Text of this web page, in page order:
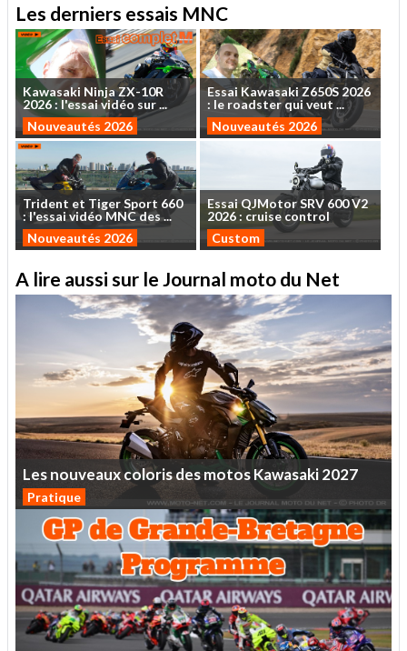
Les derniers essais MNC
Kawasaki NinjaZX-10R
2026: l'essaividéo sur...
Nouveautés 2026
Essai Kawasaki Z650S 2026
: le roadsterquiveut ...
Nouveautés 2026
Trident et TigerSport 660
: l'essaividéo MNCdes...
Nouveautés 2026
EssaiQJMotorSRV 600V2
2026 : cruise control
Custom
A lire aussi sur le Journal moto du Net
LesnouveauxcolorisdesmotosKawasaki2027
Pratique